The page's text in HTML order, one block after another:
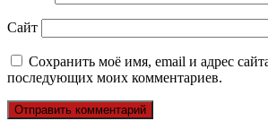
Сайт
Сохранить моё имя, email и адрес
последующих моих комментариев.